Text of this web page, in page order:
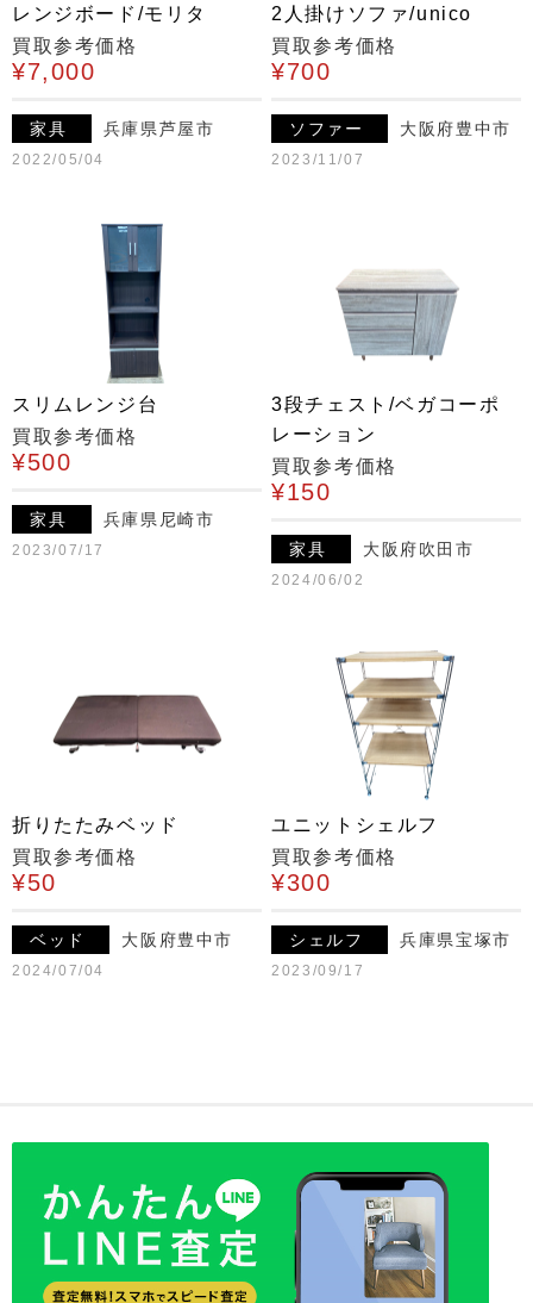
レンジボード/モリタ
買取参考価格
¥7,000
家具 兵庫県芦屋市
2022/05/04
2人掛けソファ/unico
買取参考価格
¥700
ソファー 大阪府豊中市
2023/11/07
スリムレンジ台
買取参考価格
¥500
家具 兵庫県尼崎市
2023/07/17
3段チェスト/ベガコーポ
レーション
買取参考価格
¥150
家具 大阪府吹田市
2024/06/02
折りたたみベッド
買取参考価格
¥50
ベッド 大阪府豊中市
2024/07/04
ユニットシェルフ
買取参考価格
¥300
シェルフ 兵庫県宝塚市
2023/09/17